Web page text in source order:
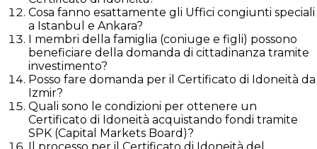
Cosa fanno esattamente gli Uffici congiunti speciali
a Istanbul e Ankara?
I membri della famiglia (coniuge e figli) possono
beneficiare della domanda di cittadinanza tramite
investimento?
Posso fare domanda per il Certificato di Idoneità da
Izmir?
Quali sono le condizioni per ottenere un
Certificato di Idoneità acquistando fondi tramite
SPK (Capital Markets Board)?